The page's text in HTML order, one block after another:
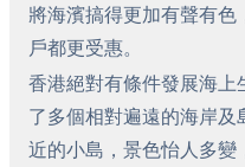
將海濱搞得更加有聲有
戶都更受惠。
香港絕對有條件發展海
了多個相對遍遠的海岸
近的小島，景色怡人多變